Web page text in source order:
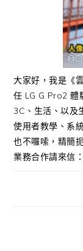
大家好，我是《
任 LG G Pro2 體
3C、生活、以及
使用者教學、系
也不囉嗦，精簡
業務合作請來信：